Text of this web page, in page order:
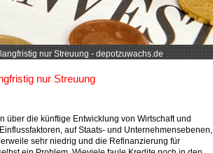
nur Streuung - depotzuwachs.de
nur Streuung
über die künftige Entwicklung von Wirtschaft und
auf Staats- und Unternehmensebenen,
sehr niedrig und die Refinanzierung für